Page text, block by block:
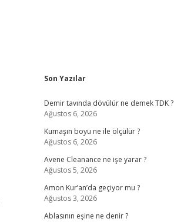
Sidebar
Son Yazılar
Demir tavında dövülür ne demek TDK ?
Ağustos 6, 2026
Kumaşın boyu ne ile ölçülür ?
Ağustos 6, 2026
Avene Cleanance ne işe yarar ?
Ağustos 5, 2026
Amon Kur’an’da geçiyor mu ?
Ağustos 3, 2026
Ablasının eşine ne denir ?
hiltonbetBetexper giriş adresi